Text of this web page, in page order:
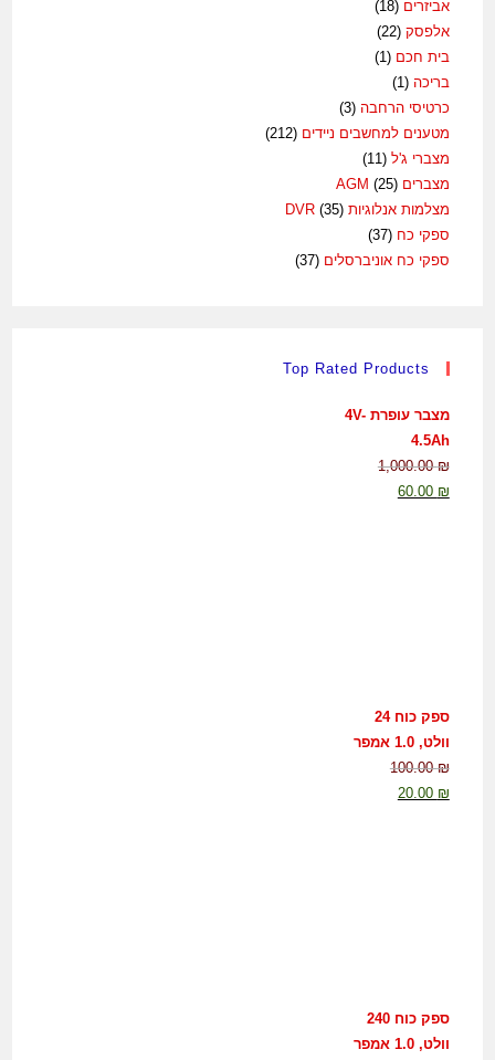
אביזרים (18)
אלפסק (22)
בית חכם (1)
בריכה (1)
כרטיסי הרחבה (3)
מטענים למחשבים ניידים (212)
מצברי ג'ל (11)
מצברים AGM(25)
מצלמות אנלוגיות DVR(35)
ספקי כח (37)
ספקי כח אוניברסלים (37)
Top Rated Products
מצבר עופרת 4V-
4.5Ah
1,000.00₪
60.00 ₪
ספק כוח 24
וולט, 1.0 אמפר
100.00₪
20.00 ₪
ספק כוח 240
וולט, 1.0 אמפר